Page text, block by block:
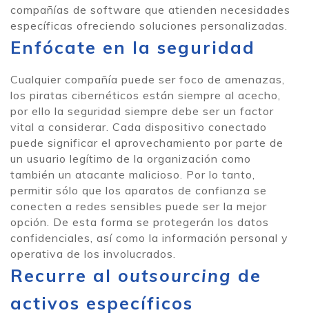
compañías de software que atienden necesidades
específicas ofreciendo soluciones personalizadas.
Enfócate en la seguridad
Cualquier compañía puede ser foco de amenazas,
los piratas cibernéticos están siempre al acecho,
por ello la seguridad siempre debe ser un factor
vital a considerar. Cada dispositivo conectado
puede significar el aprovechamiento por parte de
un usuario legítimo de la organización como
también un atacante malicioso. Por lo tanto,
permitir sólo que los aparatos de confianza se
conecten a redes sensibles puede ser la mejor
opción. De esta forma se protegerán los datos
confidenciales, así como la información personal y
operativa de los involucrados.
Recurre al outsourcing de
activos específicos